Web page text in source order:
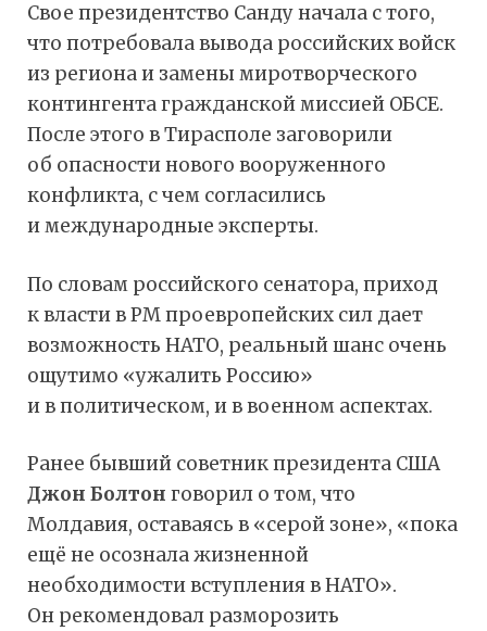
Свое президентство Санду начала с того,
что потребовала вывода российских войск
из региона и замены миротворческого
контингента гражданской миссией ОБСЕ.
После этого в Тирасполе заговорили
об опасности нового вооруженного
конфликта, с чем согласились
и международные эксперты.
По словам российского сенатора, приход
к власти в РМ проевропейских сил дает
возможность НАТО, реальный шанс очень
ощутимо «ужалить Россию»
и в политическом, и в военном аспектах.
Ранее бывший советник президента США
Джон Болтон говорил о том, что
Молдавия, оставаясь в «серой зоне», «пока
ещё не осознала жизненной
необходимости вступления в НАТО».
Он рекомендовал разморозить